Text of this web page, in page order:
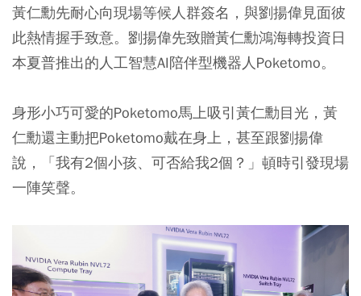
黃仁勳先耐心向現場等候人群簽名，與劉揚偉見面彼
此熱情握手致意。劉揚偉先致贈黃仁勳鴻海轉投資日
本夏普推出的人工智慧AI陪伴型機器人Poketomo。
身形小巧可愛的Poketomo馬上吸引黃仁勳目光，黃
仁勳還主動把Poketomo戴在身上，甚至跟劉揚偉
說，「我有2個小孩、可否給我2個？」頓時引發現場
一陣笑聲。